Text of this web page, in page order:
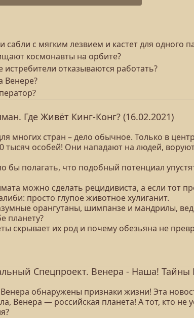
с мягким лезвием и кастет для одного
космонавты на орбите?
отказываются работать?
Венере?
Где Живёт Кинг-Конг? (16.02.2021)
многих стран – дело обычное. Только в
тысяч особей! Они нападают на людей,
бы полагать, что подобный потенциал
можно сделать рецидивиста, а если тот
просто глупое животное хулиганит.
орангутаны, шимпанзе и мандрилы,
планету?
скрывает их род и почему обезьяна не
Спецпроект. Венера - Наша! Тайны
обнаружены признаки жизни! Эта
Венера — российская планета! А тот, кто